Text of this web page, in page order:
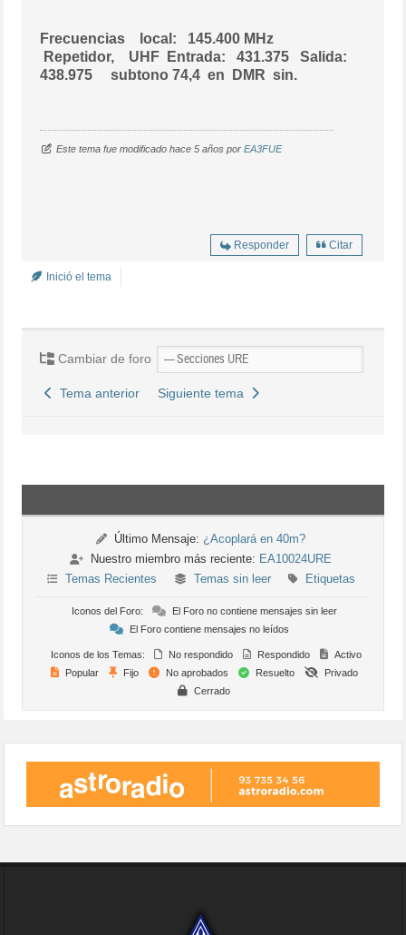
Frecuencias local: 145.400 MHz
Repetidor, UHF
Entrada: 431.375 Salida:
438.975 subtono 74,4 en DMR sin.
Este tema fue modificado hace 5 años porEA3FUE
Responder Citar
Inició el tema
Cambiar de foro
Tema anterior Siguiente tema
Último Mensaje: ¿Acoplará en 40m?
Nuestro miembro más reciente: EA10024URE
Temas Recientes
Temas sin leer Etiquetas
Iconos del Foro:
El Foro no contiene mensajes sin leer
El Foro contiene mensajes no leídos
Iconos de los Temas: No respondido Respondido
Activo
Popular
Fijo No aprobados Resuelto
Privado
Cerrado